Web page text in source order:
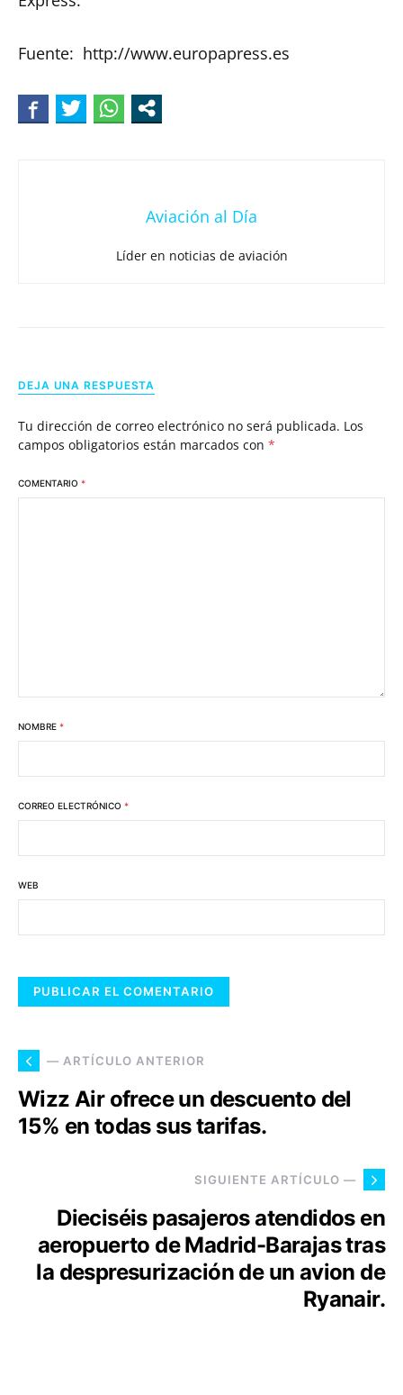
Fuente: http://www.europapress.es
Aviación al Día
Líder en noticias de aviación
DEJA UNA RESPUESTA
Tu dirección de correo electrónico no será publicada. Los
campos obligatorios están marcados con *
COMENTARIO *
NOMBRE *
CORREO ELECTRÓNICO *
WEB
— ARTÍCULO ANTERIOR
Wizz Air ofrece un descuento del
15% en todas sus tarifas.
SIGUIENTE ARTÍCULO —
Dieciséis pasajeros atendidos en
aeropuerto de Madrid-Barajas tras
la despresurización de un avion de
Ryanair.